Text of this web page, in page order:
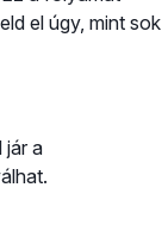
el úgy, mint sok
a